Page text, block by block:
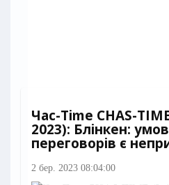
Час-Time CHAS-
2023): Блінкен:
переговорів є
2 бер. 2023 08:04:00